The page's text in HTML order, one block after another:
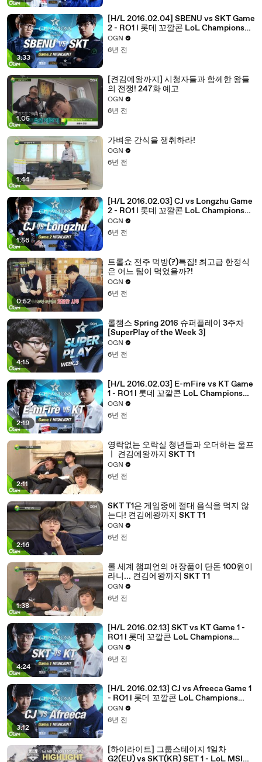
3:33
[H/L 2016.02.04] SBENU vs SKT Game
2 - RO1 l 롯데 꼬깔콘 LoL Champions
Korea Spring 2016
OGN
6년 전
1:05
[켠김에왕까지] 시청자들과 함께한 왕들
의 전쟁! 247화 예고
OGN
6년 전
1:44
가벼운 간식을 쟁취하라!
OGN
6년 전
1:56
[H/L 2016.02.03] CJ vs Longzhu Game
2 - RO1 l 롯데 꼬깔콘 LoL Champions
Korea Spring 2016
OGN
6년 전
0:52
트롤쇼 전주 먹방(?)특집! 최고급 한정식
은 어느 팀이 먹었을까?!
OGN
6년 전
4:15
롤챔스 Spring 2016 슈퍼플레이 3주차
[SuperPlay of the Week 3]
OGN
6년 전
2:19
[H/L 2016.02.03] E-mFire vs KT Game
1 - RO1 l 롯데 꼬깔콘 LoL Champions
Korea Spring 2016
OGN
6년 전
2:11
영락없는 오락실 청년들과 오더하는 울프
ㅣ 켠김에왕까지 SKT T1
OGN
6년 전
2:16
SKT T1은 게임중에 절대 음식을 먹지 않
는다! 켠김에왕까지 SKT T1
OGN
6년 전
1:38
롤 세계 챔피언의 애장품이 단돈 100원이
라니... 켠김에왕까지 SKT T1
OGN
6년 전
4:24
[H/L 2016.02.13] SKT vs KT Game 1 -
RO1 l 롯데 꼬깔콘 LoL Champions
Korea Spring 2016
OGN
6년 전
3:12
[H/L 2016.02.13] CJ vs Afreeca Game 1
- RO1 l 롯데 꼬깔콘 LoL Champions
Korea Spring 2016
OGN
6년 전
[하이라이트] 그룹스테이지 1일차
G2(EU) vs SKT(KR) SET 1 - LoL MSI